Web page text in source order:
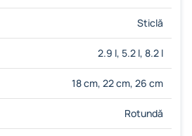
Sticlă
2.9 l, 5.2 l, 8.2 l
18 cm, 22 cm, 26 cm
Rotundă